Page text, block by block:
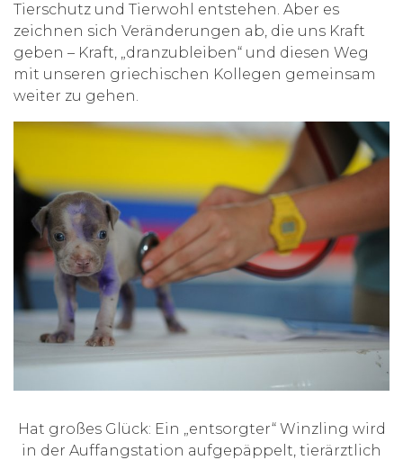
Tierschutz und Tierwohl entstehen. Aber es
zeichnen sich Veränderungen ab, die uns Kraft
geben – Kraft, „dranzubleiben“ und diesen Weg
mit unseren griechischen Kollegen gemeinsam
weiter zu gehen.
Hat großes Glück: Ein „entsorgter“ Winzling wird
in der Auffangstation aufgepäppelt, tierärztlich